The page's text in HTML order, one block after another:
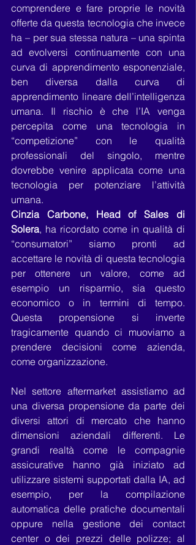
comprendere e fare proprie le novità
offerte da questa tecnologia che invece
ha – per sua stessa natura – una spinta
ad evolversi continuamente con una
curva di apprendimento esponenziale,
ben diversa dalla curva di
apprendimento lineare dell’intelligenza
umana. Il rischio è che l’IA venga
percepita come una tecnologia in
“competizione” con le qualità
professionali del singolo, mentre
dovrebbe venire applicata come una
tecnologia per potenziare l’attività
umana.
Cinzia Carbone, Head of Sales di
Solera, ha ricordato come in qualità di
“consumatori” siamo pronti ad
accettare le novità di questa tecnologia
per ottenere un valore, come ad
esempio un risparmio, sia questo
economico o in termini di tempo.
Questa propensione si inverte
tragicamente quando ci muoviamo a
prendere decisioni come azienda,
come organizzazione.
Nel settore aftermarket assistiamo ad
una diversa propensione da parte dei
diversi attori di mercato che hanno
dimensioni aziendali differenti. Le
grandi realtà come le compagnie
assicurative hanno già iniziato ad
utilizzare sistemi supportati dalla IA, ad
esempio, per la compilazione
automatica delle pratiche documentali
oppure nella gestione dei contact
center o dei prezzi delle polizze; al